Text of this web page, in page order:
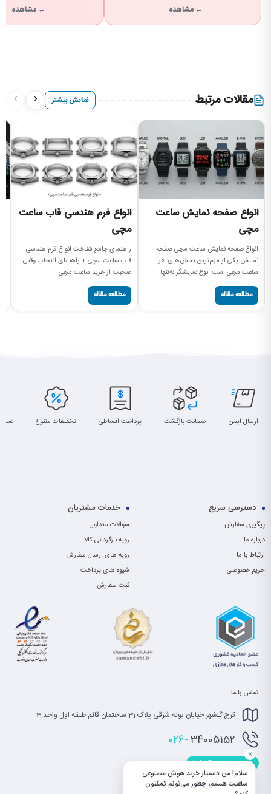
← مشاهده ← مشاهده
مقالات مرتبط نمایش بیشتر ‹
›
انواع صفحه نمایش ساعت
مچی
انواع صفحه نمایش ساعت مچی صفحه
نمایش یکی از مهم‌ترین بخش‌های هر
ساعت مچی است. نوع نمایشگر نه‌تنها...
مطالعه مقاله
انواع فرم هندسی قاب ساعت
مچی
راهنمای جامع شناخت انواع فرم هندسی
قاب ساعت مچی + راهنمای انتخاب وقتی
صحبت از خرید ساعت مچی...
مطالعه مقاله
ارسال ایمن ضمانت بازگشت پرداخت اقساطی تخفیفات متنوع
دسترسی سریع
پیگیری سفارش
درباره ما
ارتباط با ما
حریم خصوصی
خدمات مشتریان
سوالات متداول
رویه بازگردانی کالا
رویه های ارسال سفارش
شیوه های پرداخت
ثبت سفارش
تماس با ما
کرج گلشهر خیابان پونه شرقی پلاک 31 ساختمان قائم طبقه اول واحد 3
026-34005152
info@saatet.com
سلام! من دستیار خرید هوش مصنوعی
ساعتت هستم، چطور می‌تونم کمکتون
×